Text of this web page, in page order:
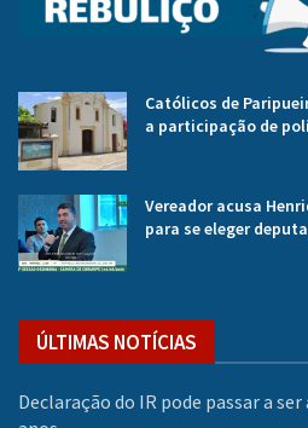
Católicos de
a participação de
Vereador acusa
para se eleger
ÚLTIMAS NOTÍCIAS
Declaração do IR pode passar a